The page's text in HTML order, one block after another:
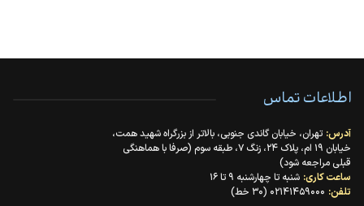
اطلاعات تماس
آدرس: تهران، خیابان گاندی جنوبی، بالاتر از بزرگراه شهید همت،
خیابان ۱۹ ام، پلاک ۲۴، زنگ ۷، طبقه سوم (صرفا با هماهنگی
قبلی مراجعه شود)
ساعت کاری: شنبه تا چهارشنبه ۹ تا ۱۶
تلفن: ۰۲۱۴۱۴۵۹۰۰۰ (۳۰ خط)